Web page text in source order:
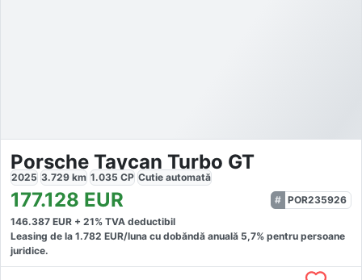
Porsche Taycan Turbo GT
2025 3.729 km 1.035 CP Cutie automată
177.128 EUR
POR235926
146.387 EUR + 21% TVA deductibil
Leasing de la 1.782 EUR/luna cu dobăndă anuală 5,7% pentru persoane
juridice.